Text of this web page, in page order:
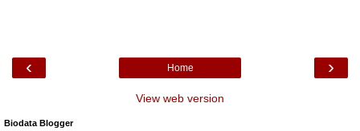
‹ ›
Home
View web version
Biodata Blogger